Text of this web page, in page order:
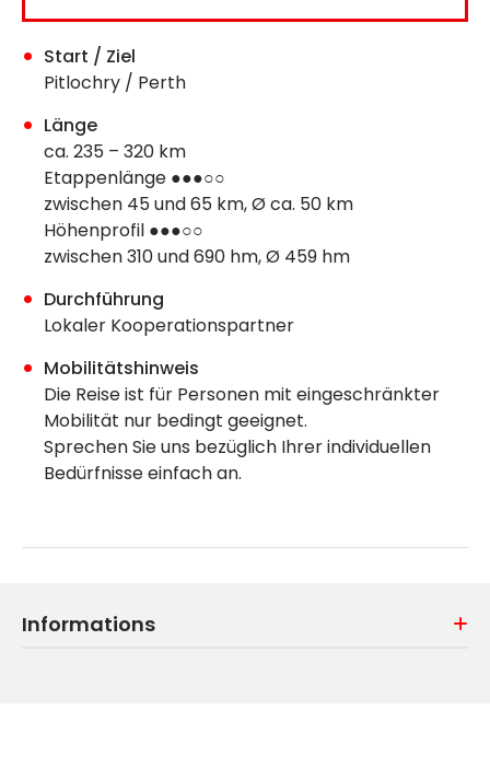
Start / Ziel
Pitlochry / Perth
Länge
ca. 235 – 320 km
Etappenlänge ●●●○○
zwischen 45 und 65 km, Ø ca. 50 km
Höhenprofil ●●●○○
zwischen 310 und 690 hm, Ø 459 hm
Durchführung
Lokaler Kooperationspartner
Mobilitätshinweis
Die Reise ist für Personen mit eingeschränkter
Mobilität nur bedingt geeignet.
Sprechen Sie uns bezüglich Ihrer individuellen
Bedürfnisse einfach an.
Informations